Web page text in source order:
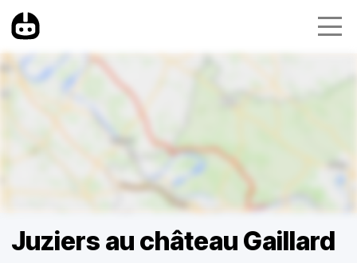
Juziers au château Gaillard